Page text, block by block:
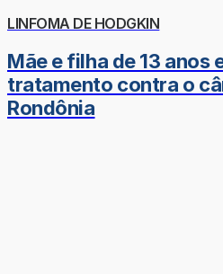
LINFOMA DE HODGKIN
Mãe e filha de 13 anos
tratamento contra o
Rondônia